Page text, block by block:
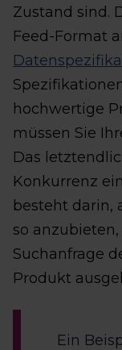
Zustand sind.
Feed-Format
hochwertige
müssen Sie
Das
Konkurrenz
besteht darin,
so
Suchanfrage
Produkt
Ein